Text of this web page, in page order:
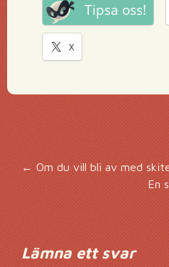
Tipsa oss!
X
←Om du vill bli av med
En
Lämna ett svar